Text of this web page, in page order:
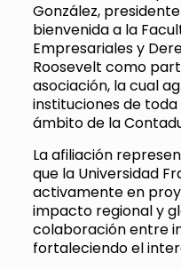
González,
bienvenida a la
Empresariales y
Roosevelt como
asociación, la cual
instituciones de
ámbito de la
La afiliación
que la Universidad
activamente en
impacto regional y
colaboración entre
fortaleciendo el